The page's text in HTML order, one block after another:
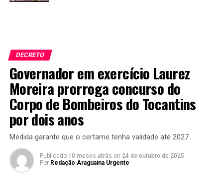
DECRETO
Governador em exercício Laurez
Moreira prorroga concurso do
Corpo de Bombeiros do Tocantins
por dois anos
Medida garante que o certame tenha validade até 2027
Publicado 10 meses atrás on 24 de outubro de 2025
Por Redação Araguaina Urgente